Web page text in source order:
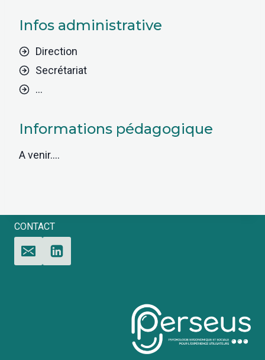
Infos administrative
Direction
Secrétariat
…
Informations pédagogique
A venir….
CONTACT